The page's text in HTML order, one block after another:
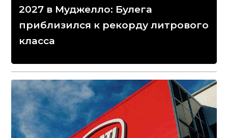
2027 в Муджелло: Булега
приблизился к рекорду литрового
класса